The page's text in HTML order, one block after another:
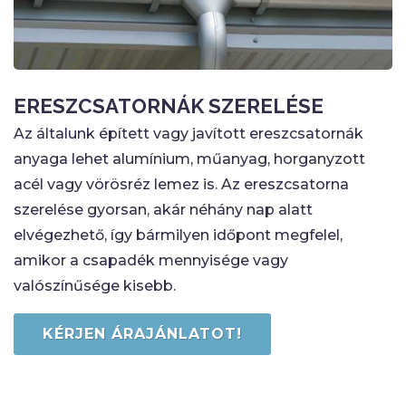
ERESZCSATORNÁK SZERELÉSE
Az általunk épített vagy javított ereszcsatornák
anyaga lehet alumínium, műanyag, horganyzott
acél vagy vörösréz lemez is. Az ereszcsatorna
szerelése gyorsan, akár néhány nap alatt
elvégezhető, így bármilyen időpont megfelel,
amikor a csapadék mennyisége vagy
valószínűsége kisebb.
KÉRJEN ÁRAJÁNLATOT!